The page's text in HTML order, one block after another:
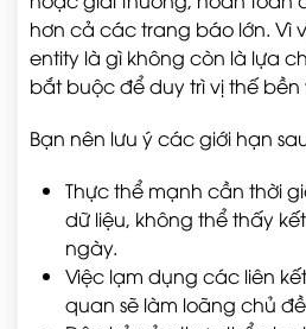
hơn cả các trang báo lớn. Vì
entity là gì không còn là lựa
bắt buộc để duy trì vị thế bền
Bạn nên lưu ý các giới hạn
Thực thể mạnh cần thời
dữ liệu, không thể thấy
ngày.
Việc lạm dụng các liên
quan sẽ làm loãng chủ